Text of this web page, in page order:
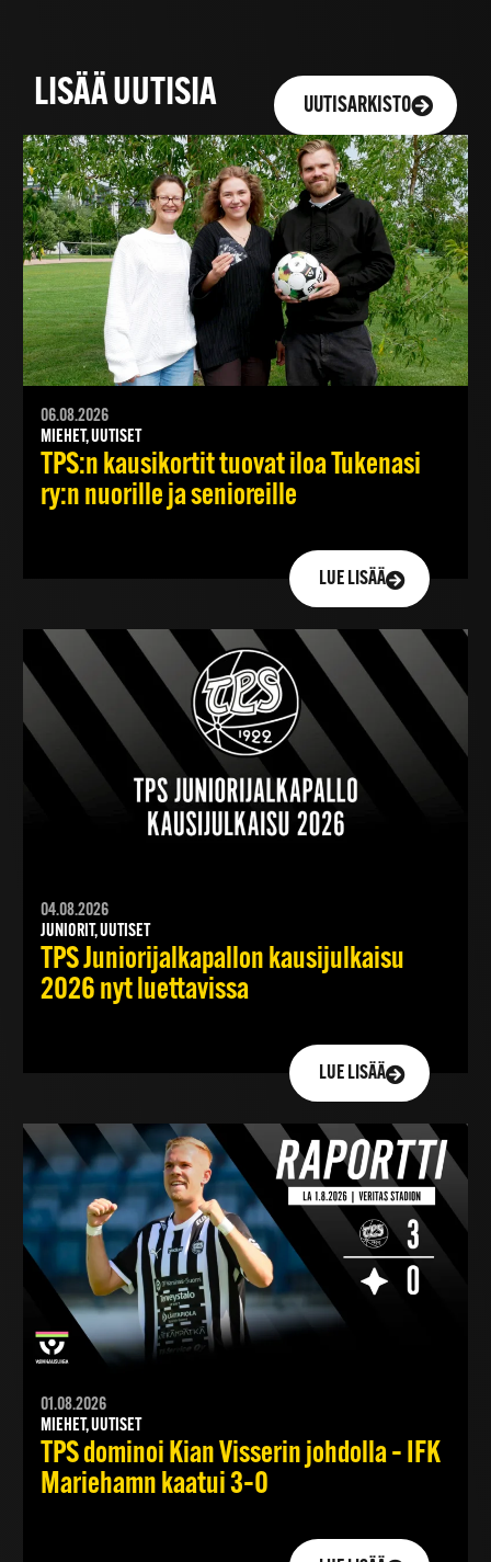
LISÄÄ UUTISIA UUTISARKISTO
06.08.2026
MIEHET, UUTISET
TPS:n kausikortit tuovat iloa Tukenasi
ry:n nuorille ja senioreille
LUE LISÄÄ
04.08.2026
JUNIORIT, UUTISET
TPS Juniorijalkapallon kausijulkaisu
2026 nyt luettavissa
LUE LISÄÄ
01.08.2026
MIEHET, UUTISET
TPS dominoi Kian Visserin johdolla – IFK
Mariehamn kaatui 3–0